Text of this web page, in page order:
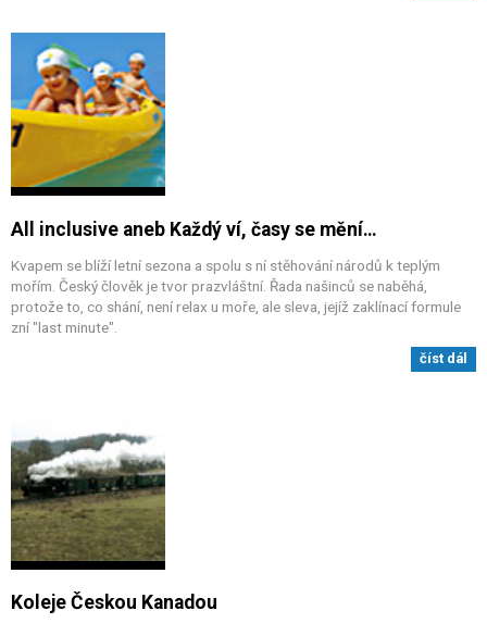
All inclusive aneb Každý ví, časy se mění…
Kvapem se blíží letní sezona a spolu s ní stěhování národů k teplým
mořím. Český člověk je tvor prazvláštní. Řada našinců se naběhá,
protože to, co shání, není relax u moře, ale sleva, jejíž zaklínací formule
zní "last minute".
číst dál
Koleje Českou Kanadou